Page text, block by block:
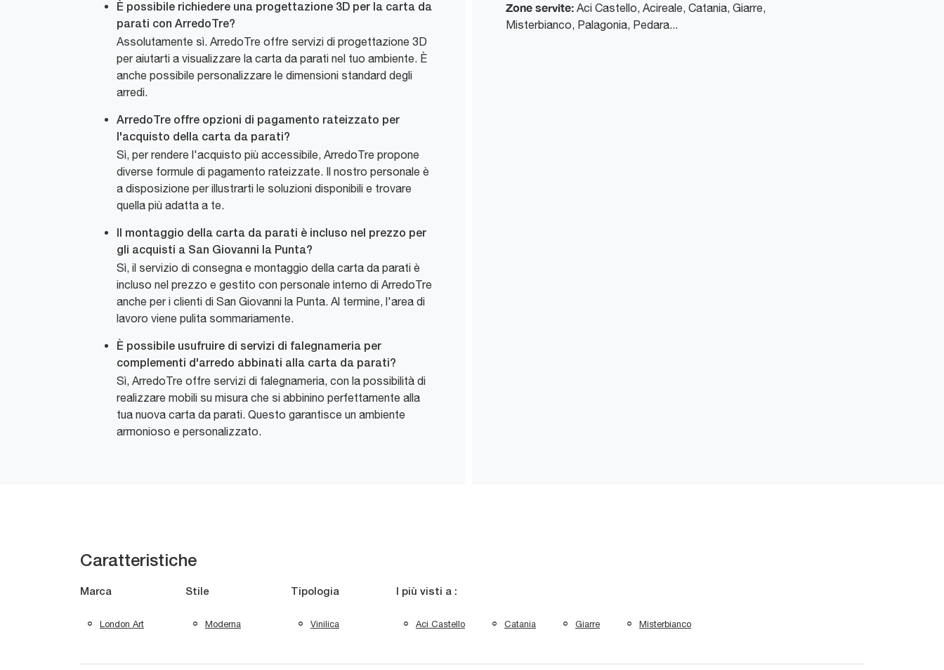
È possibile richiedere una progettazione 3D per la carta da
parati con ArredoTre?
Assolutamente sì. ArredoTre offre servizi di progettazione 3D
per aiutarti a visualizzare la carta da parati nel tuo ambiente. È
anche possibile personalizzare le dimensioni standard degli
arredi.
ArredoTre offre opzioni di pagamento rateizzato per
l'acquisto della carta da parati?
Sì, per rendere l'acquisto più accessibile, ArredoTre propone
diverse formule di pagamento rateizzate. Il nostro personale è
a disposizione per illustrarti le soluzioni disponibili e trovare
quella più adatta a te.
Il montaggio della carta da parati è incluso nel prezzo per
gli acquisti a San Giovanni la Punta?
Sì, il servizio di consegna e montaggio della carta da parati è
incluso nel prezzo e gestito con personale interno di ArredoTre
anche per i clienti di San Giovanni la Punta. Al termine, l'area di
lavoro viene pulita sommariamente.
È possibile usufruire di servizi di falegnameria per
complementi d'arredo abbinati alla carta da parati?
Sì, ArredoTre offre servizi di falegnameria, con la possibilità di
realizzare mobili su misura che si abbinino perfettamente alla
tua nuova carta da parati. Questo garantisce un ambiente
armonioso e personalizzato.
Zone servite: Aci Castello, Acireale, Catania, Giarre,
Misterbianco, Palagonia, Pedara...
Caratteristiche
Marca
London Art
Stile
Moderna
Tipologia
Vinilica
I più visti a :
Aci Castello Catania Giarre Misterbianco